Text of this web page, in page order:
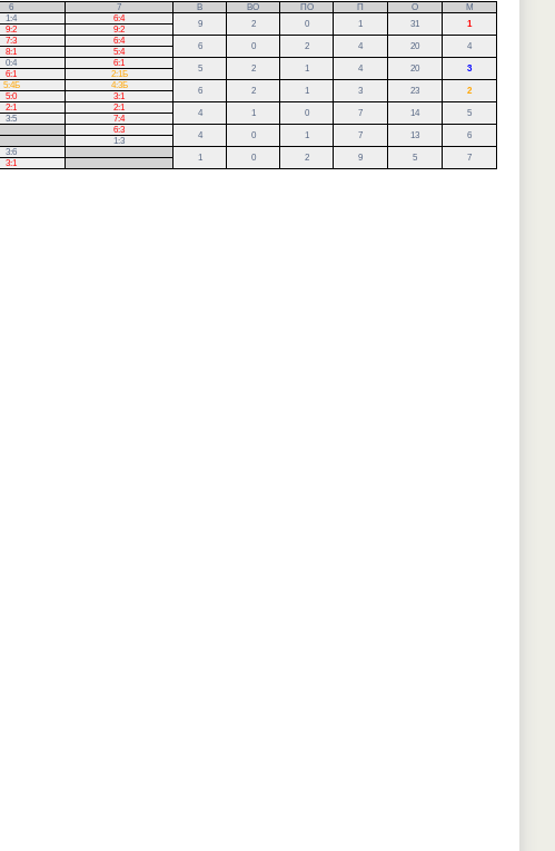
6 7 В ВО ПО П О
М
1:4 6:4
9 2 0 1 31 1
9:2
9:2
7:3 6:4
6 0 2 4 20 4
8:1
5:4
0:4 6:1
5 2 1 4 20 3
6:1
2:1Б
5:4Б 4:3Б
6 2 1 3 23 2
5:0
3:1
2:1 2:1
4 1 0 7 14 5
3:5
7:4
6:3
4 0 1 7 13 6
1:3
3:6
1 0 2 9 5 7
3:1